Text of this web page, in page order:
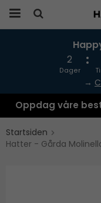
Produktet
2
Dager
→
Oppdag våre
Startsiden
Hatter - Gårda